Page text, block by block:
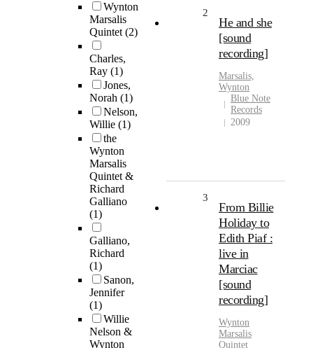
Wynton
Marsalis
Quintet(2)
Charles,
Ray (1)
Jones,
Norah (1)
Nelson,
Willie (1)
the
Wynton
Marsalis
Quintet &
Richard
Galliano
(1)
Galliano,
Richard
(1)
Sanon,
Jennifer
(1)
Willie
Nelson &
Wynton
2
He and she
[sound
recording]
Marsalis,
Wynton
Blue Note
Records
2009
3
From Billie
Holiday to
Edith Piaf :
live in
Marciac
[sound
recording]
Wynton
Marsalis
Quintet